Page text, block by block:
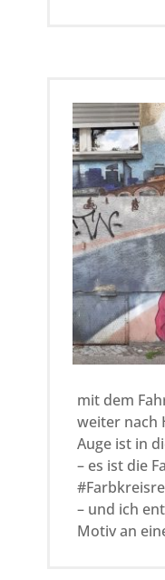
mit dem
weiter nach
Auge ist in
– es ist die
– und ich
Motiv an